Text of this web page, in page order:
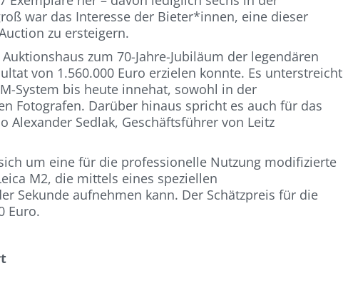
war das Interesse der Bieter*innen, eine dieser
zu ersteigern.
zum 70-Jahre-Jubiläum der legendären
von 1.560.000 Euro erzielen konnte. Es unterstreicht
System bis heute innehat, sowohl in der
Fotografen. Darüber hinaus spricht es auch für das
Alexander Sedlak, Geschäftsführer von Leitz
um eine für die professionelle Nutzung modifizierte
M2, die mittels eines speziellen
Sekunde aufnehmen kann. Der Schätzpreis für die
Euro.